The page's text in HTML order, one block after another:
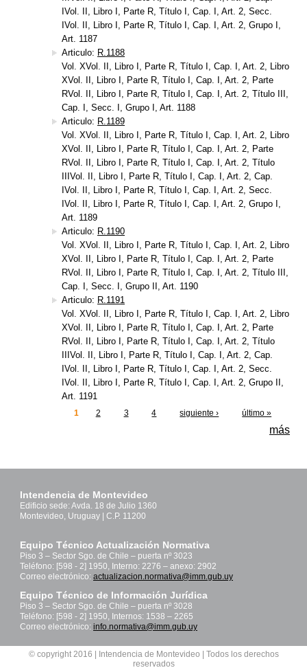
IVol. II, Libro I, Parte R, Título I, Cap. I, Art. 2, Secc.
IVol. II, Libro I, Parte R, Título I, Cap. I, Art. 2, Grupo I,
Art. 1187
Articulo: R.1188
Vol. XVol. II, Libro I, Parte R, Título I, Cap. I, Art. 2, Libro
XVol. II, Libro I, Parte R, Título I, Cap. I, Art. 2, Parte
RVol. II, Libro I, Parte R, Título I, Cap. I, Art. 2, Título III,
Cap. I, Secc. I, Grupo I, Art. 1188
Articulo: R.1189
Vol. XVol. II, Libro I, Parte R, Título I, Cap. I, Art. 2, Libro
XVol. II, Libro I, Parte R, Título I, Cap. I, Art. 2, Parte
RVol. II, Libro I, Parte R, Título I, Cap. I, Art. 2, Título
IIIVol. II, Libro I, Parte R, Título I, Cap. I, Art. 2, Cap.
IVol. II, Libro I, Parte R, Título I, Cap. I, Art. 2, Secc.
IVol. II, Libro I, Parte R, Título I, Cap. I, Art. 2, Grupo I,
Art. 1189
Articulo: R.1190
Vol. XVol. II, Libro I, Parte R, Título I, Cap. I, Art. 2, Libro
XVol. II, Libro I, Parte R, Título I, Cap. I, Art. 2, Parte
RVol. II, Libro I, Parte R, Título I, Cap. I, Art. 2, Título III,
Cap. I, Secc. I, Grupo II, Art. 1190
Articulo: R.1191
Vol. XVol. II, Libro I, Parte R, Título I, Cap. I, Art. 2, Libro
XVol. II, Libro I, Parte R, Título I, Cap. I, Art. 2, Parte
RVol. II, Libro I, Parte R, Título I, Cap. I, Art. 2, Título
IIIVol. II, Libro I, Parte R, Título I, Cap. I, Art. 2, Cap.
IVol. II, Libro I, Parte R, Título I, Cap. I, Art. 2, Secc.
IVol. II, Libro I, Parte R, Título I, Cap. I, Art. 2, Grupo II,
Art. 1191
1 2 3 4 siguiente › último »
más
Intendencia de Montevideo
Edificio sede: Avda. 18 de Julio 1360
Montevideo, Uruguay | C.P. 11200
Equipo Técnico Actualización Normativa
Piso 3 – Sector Sgo. de Chile – puerta nº 3023
Teléfono: [598 - 2] 1950, Interno: 2276 – anexo: 2902
Correo electrónico: actualizacion.normativa@imm.gub.uy
Equipo Técnico de Información Jurídica
Piso 3 – Sector Sgo. de Chile – puerta nº 3028
Teléfono: [598 - 2] 1950, Internos: 1538 – 2265
Correo electrónico: info.normativa@imm.gub.uy
© copyright 2016 | Intendencia de Montevideo | Todos los derechos
reservados